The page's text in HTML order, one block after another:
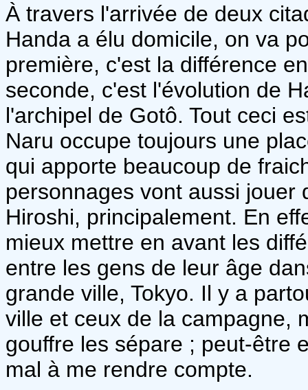
À travers l'arrivée de deux
Handa a élu domicile, on va
première, c'est la différence
seconde, c'est l'évolution de
l'archipel de Gotô. Tout ceci
Naru occupe toujours une
qui apporte beaucoup de
personnages vont aussi jouer
Hiroshi, principalement. En
mieux mettre en avant les
entre les gens de leur âge
grande ville, Tokyo. Il y a
ville et ceux de la campagne,
gouffre les sépare ; peut-être
mal à me rendre compte.